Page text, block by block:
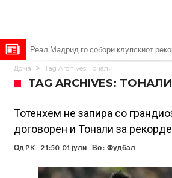
Милан ја доби првата понуда за Леао
Италијански петтолигаш добива
Голем удар за Барселона: Херојот на
првенство сака да замине
Фотографија од авион ги воодушеви
Стигнува во Мадрид за потпис на
Потресни сцени на погребот на УФЦ-
аплауз кој ги расплака сите (Видео)
(ВИДЕО) Голема трагедија: Гром
повредени
Барселона подготвува „кражба на
Дома Tag Archives: Тонали
TAG ARCHIVES: ТОНАЛИ
Тотенхем не запира со
договорен и Тонали за
Од PK 21:50, 01 јули Во : Фудбал